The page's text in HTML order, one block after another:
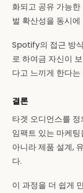
화되고 공유 가능
벌 확산성을 동시
Spotify의 접근 방
로 하여금 자신이
다고 느끼게 한다
결론
타겟 오디언스를
임팩트 있는 마케
아니라 제품 설계,
다.
이 과정을 더 쉽게